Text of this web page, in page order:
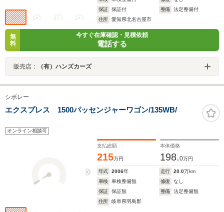
保証
保証付 整備
法定整備付
住所
愛知県北名古屋市
無
料
今すぐ在庫確認・見積依頼
電話する
販売店： （有）ハンズカーズ
シボレー
エクスプレス 1500パッセンジャーワゴン/135WB/
オンライン相談可
支払総額
215万円
本体価格
198.0万円
年式 2006年 走行 20.0万km
車検
車検整備無 修復
なし
保証
保証無 整備
法定整備無
住所
岐阜県羽島郡